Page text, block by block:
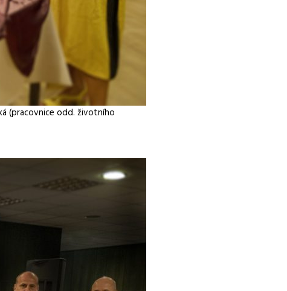
(pracovnice odd. životního